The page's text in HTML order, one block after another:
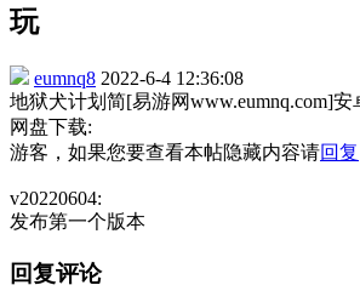
玩
eumnq8 2022-6-4 12:36:08
地狱犬计划简[易游网www.eumnq.com]
网盘下载:
游客，如果您要查看本帖隐藏内容请回复
v20220604:
发布第一个版本
回复评论